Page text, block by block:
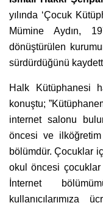
yılında ‘Çocuk
Mümine Aydın,
dönüştürülen
sürdürdüğünü
Halk Kütüphanesi
konuştu;
internet salonu
öncesi ve ilköğretim
bölümdür. Çocuklar
okul öncesi çocuklar
İnternet
kullanıcılarımıza